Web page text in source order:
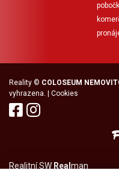
Reality © COLOSEUM
vyhrazena. | Cookies
Realitní SW Real man